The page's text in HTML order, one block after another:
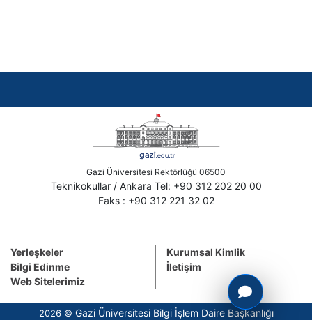
Gazi Üniversitesi Rektörlüğü 06500
Teknikokullar / Ankara Tel: +90 312 202 20 00
Faks : +90 312 221 32 02
Yerleşkeler
Bilgi Edinme
Web Sitelerimiz
Kurumsal Kimlik
İletişim
2026 © Gazi Üniversitesi Bilgi İşlem Daire Başkanlığı